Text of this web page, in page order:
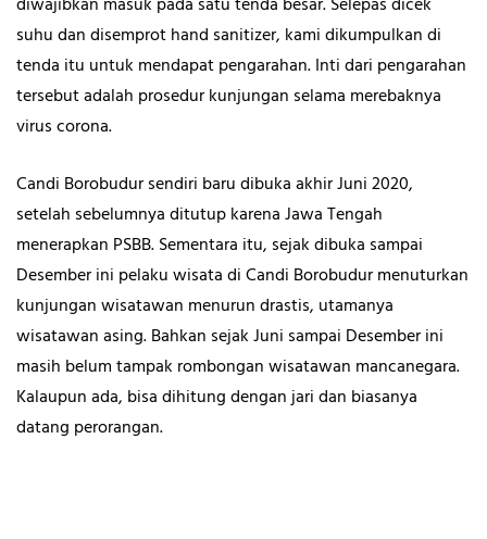
suhu dan disemprot hand sanitizer, kami dikumpulkan di
tenda itu untuk mendapat pengarahan. Inti dari pengarahan
tersebut adalah prosedur kunjungan selama merebaknya
virus corona.
Candi Borobudur sendiri baru dibuka akhir Juni 2020,
setelah sebelumnya ditutup karena Jawa Tengah
menerapkan PSBB. Sementara itu, sejak dibuka sampai
Desember ini pelaku wisata di Candi Borobudur menuturkan
kunjungan wisatawan menurun drastis, utamanya
wisatawan asing. Bahkan sejak Juni sampai Desember ini
masih belum tampak rombongan wisatawan mancanegara.
Kalaupun ada, bisa dihitung dengan jari dan biasanya
datang perorangan.